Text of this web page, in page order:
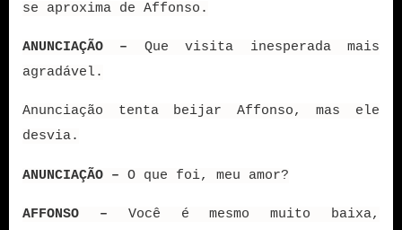
se aproxima de Affonso.
ANUNCIAÇÃO – Que visita inesperada mais
agradável.
Anunciação tenta beijar Affonso, mas ele
desvia.
ANUNCIAÇÃO – O que foi, meu amor?
AFFONSO – Você é mesmo muito baixa,